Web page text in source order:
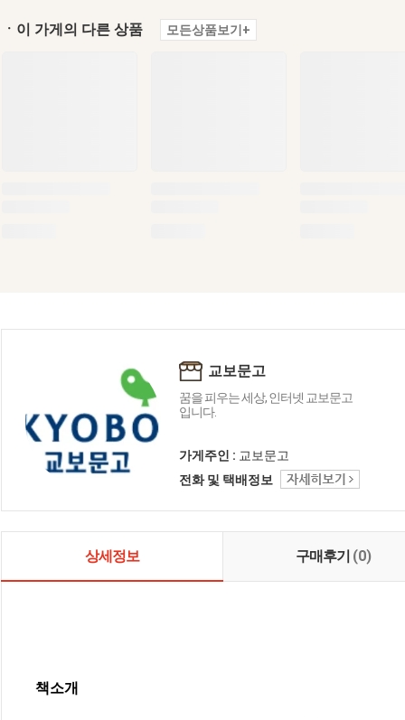
ㆍ이 가게의 다른 상품 모든상품보기+
교보문고
꿈을 피우는 세상, 인터넷 교보문고
입니다.
가게주인 : 교보문고
전화 및 택배정보
상세정보 구매후기 (0)
책소개